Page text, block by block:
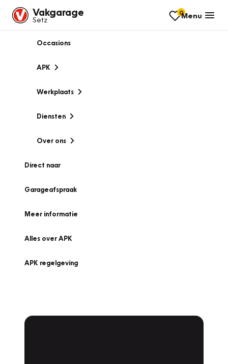
Vakgarage
Setz
0Menu
Occasions
APK
Werkplaats
Diensten
Over ons
Direct naar
Garageafspraak
Meer informatie
Alles over APK
APK regelgeving